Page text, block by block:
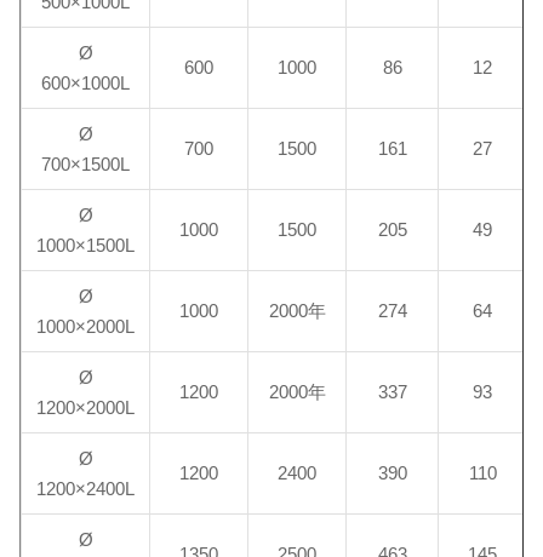
Ø
600×1000L
600 1000 86 12
Ø
700×1500L
700 1500 161 27
Ø
1000×1500L
1000 1500 205 49
Ø
1000×2000L
1000 2000年 274 64
Ø
1200×2000L
1200 2000年 337 93
Ø
1200×2400L
1200 2400 390 110
Ø